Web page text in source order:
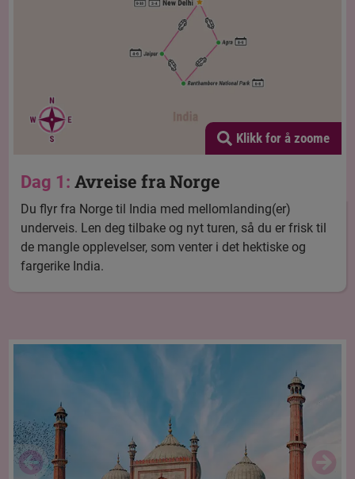
Klikk for å zoome
Dag 1:Avreise fra Norge
Du flyr fra Norge til India med mellomlanding(er)
underveis. Len deg tilbake og nyt turen, så du er frisk til
de mangle opplevelser, som venter i det hektiske og
fargerike India.